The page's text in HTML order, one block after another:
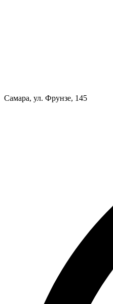
Самара, ул. Фрунзе, 145